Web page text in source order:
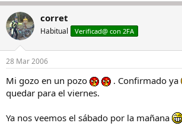
corret
Habitual Verificad@ con 2FA
28 Mar 2006
Mi gozo en un pozo . Confirmado ya
quedar para el viernes.
Ya nos veemos el sábado por la mañana